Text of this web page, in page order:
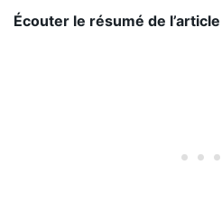
Écouter le résumé de l’article